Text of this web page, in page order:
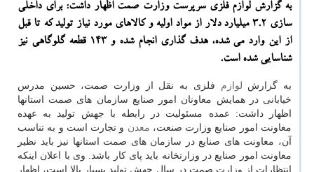
به گزارش لوازم فلزی سرپرست وزارت صمت اظهار داشت: برای داخلی
سازی 3.2 میلیارد دلار از مواد اولیه و كالاهای مورد نیاز تولید كه تا قبل
از این وارد می شده، هدف گذاری انجام شده و 143 قطعه گلوگاهی نیز
شناسایی شده است.
به گزارش لوازم فلزی به نقل از وزارت صمت، حسین مدرس
خیابانی در همایش معاونان امور صنایع سازمان های صمت استانها
اظهار داشت: عمده مسئولیت در رابطه با جهش تولید به عهده
معاونت امور صنایع وزارت صنعت، معدن و تجارت است و به تناسب
آن، معاونت های صنایع در سازمان های صمت استانها نیز باید نظیر
معاونت امور صنایع در وزارتخانه باید پای کار باشد. وی با اعلان اینکه
انتظارات از وزارت صمت در سال جهش تولید بسیار بالا است، اظهار